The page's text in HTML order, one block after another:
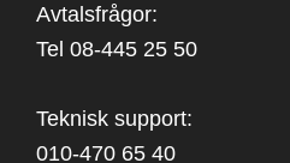
Avtalsfrågor:
Tel 08-445 25 50
Teknisk support:
010-470 65 40